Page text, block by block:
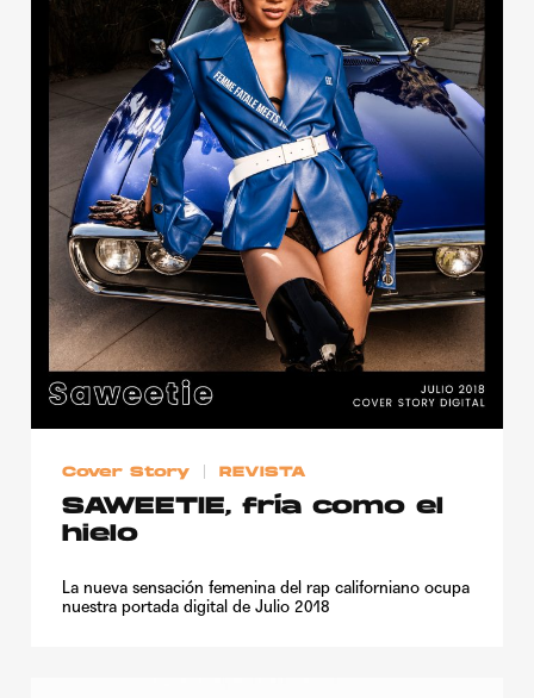
Cover Story REVISTA
SAWEETIE, fría como el
hielo
La nueva sensación femenina del rap californiano ocupa
nuestra portada digital de Julio 2018